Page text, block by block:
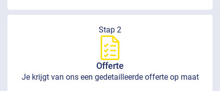
Stap 2
Offerte
Je krijgt van ons een gedetailleerde offerte op maat